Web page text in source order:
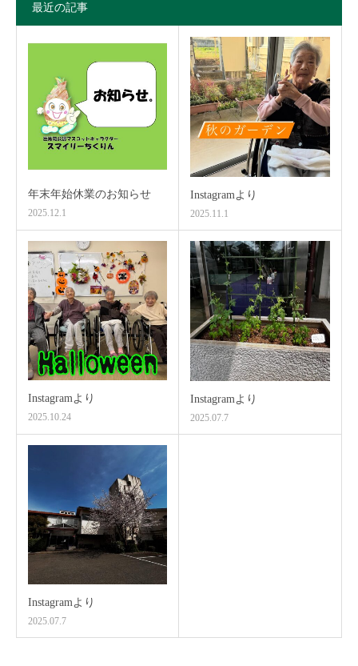
最近の記事
年末年始休業のお知らせ
2025.12.1
Instagramより
2025.11.1
Instagramより
2025.10.24
Instagramより
2025.07.7
Instagramより
2025.07.7